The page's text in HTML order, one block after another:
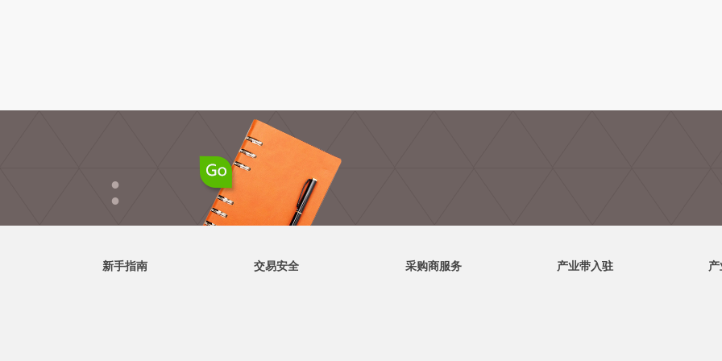
●
●
新手指南 交易安全 采购商服务 产业带入驻